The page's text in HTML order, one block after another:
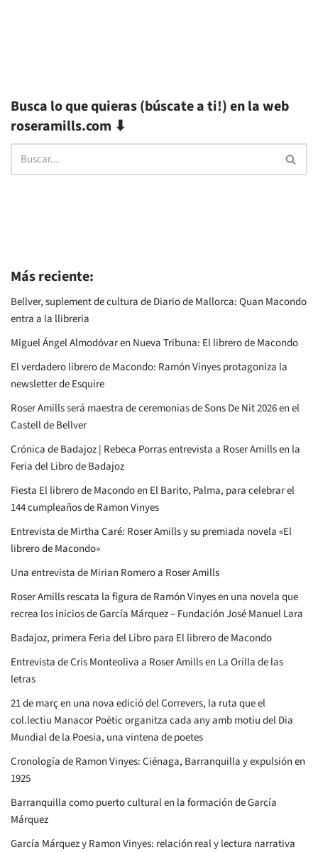
Busca lo que quieras (búscate a ti!) en la web
roseramills.com ⬇
Más reciente:
Bellver, suplement de cultura de Diario de Mallorca: Quan Macondo
entra a la llibreria
Miguel Ángel Almodóvar en Nueva Tribuna: El librero de Macondo
El verdadero librero de Macondo: Ramón Vinyes protagoniza la
newsletter de Esquire
Roser Amills será maestra de ceremonias de Sons De Nit 2026 en el
Castell de Bellver
Crónica de Badajoz | Rebeca Porras entrevista a Roser Amills en la
Feria del Libro de Badajoz
Fiesta El librero de Macondo en El Barito, Palma, para celebrar el
144 cumpleaños de Ramon Vinyes
Entrevista de Mirtha Caré: Roser Amills y su premiada novela «El
librero de Macondo»
Una entrevista de Mirian Romero a Roser Amills
Roser Amills rescata la figura de Ramón Vinyes en una novela que
recrea los inicios de García Márquez – Fundación José Manuel Lara
Badajoz, primera Feria del Libro para El librero de Macondo
Entrevista de Cris Monteoliva a Roser Amills en La Orilla de las
letras
21 de març en una nova edició del Correvers, la ruta que el
col.lectiu Manacor Poètic organitza cada any amb motiu del Dia
Mundial de la Poesia, una vintena de poetes
Cronología de Ramon Vinyes: Ciénaga, Barranquilla y expulsión en
1925
Barranquilla como puerto cultural en la formación de García
Márquez
García Márquez y Ramon Vinyes: relación real y lectura narrativa